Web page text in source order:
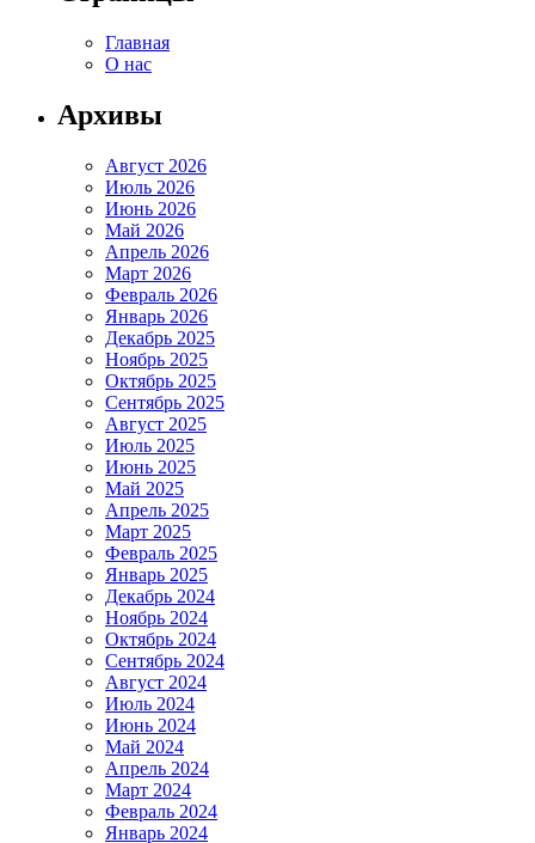
Главная
О нас
Архивы
Август 2026
Июль 2026
Июнь 2026
Май 2026
Апрель 2026
Март 2026
Февраль 2026
Январь 2026
Декабрь 2025
Ноябрь 2025
Октябрь 2025
Сентябрь 2025
Август 2025
Июль 2025
Июнь 2025
Май 2025
Апрель 2025
Март 2025
Февраль 2025
Январь 2025
Декабрь 2024
Ноябрь 2024
Октябрь 2024
Сентябрь 2024
Август 2024
Июль 2024
Июнь 2024
Май 2024
Апрель 2024
Март 2024
Февраль 2024
Январь 2024